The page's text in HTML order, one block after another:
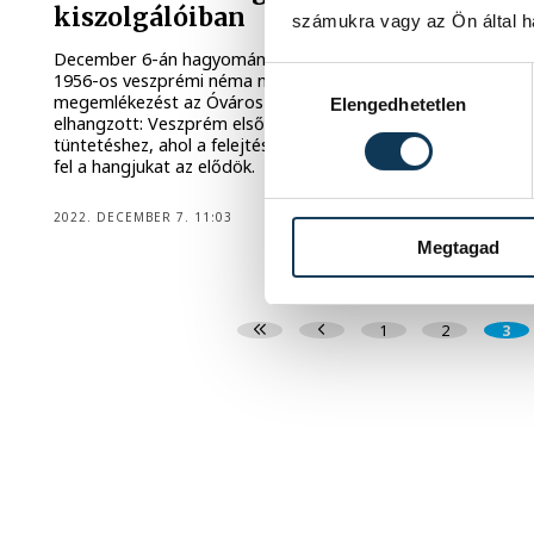
számukra vagy az Ön által
Hozzájárulás kiválasztása
Elengedhetetlen
Megtagad
kiszolgálóiban
December 6-án hagyományos jelleggel megtartották az
1956-os veszprémi néma nőtüntetésre való
megemlékezést az Óváros téren. Az ünnepségen
elhangzott: Veszprém első vidéki városként csatlakozott a
tüntetéshez, ahol a felejtés ellen, az élet nevében emelték
fel a hangjukat az elődök.
2022. DECEMBER 7. 11:03
1 2 3